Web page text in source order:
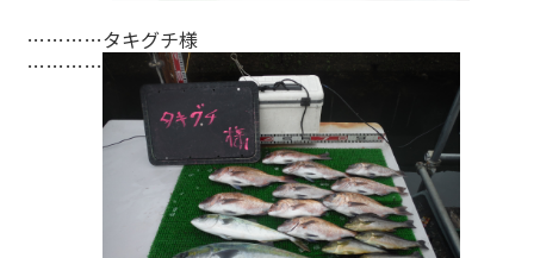
…………タキグチ様
…………